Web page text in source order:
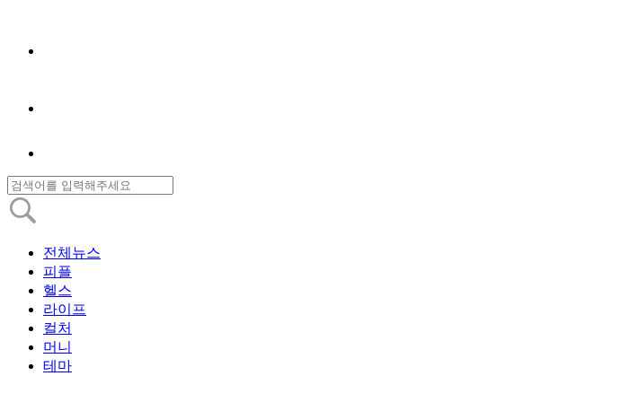
전체뉴스
피플
헬스
라이프
컬처
머니
테마